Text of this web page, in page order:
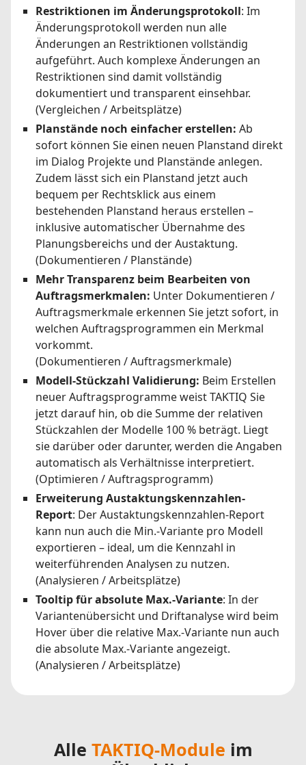
Restriktionen im Änderungsprotokoll: Im
Änderungsprotokoll werden nun alle
Änderungen an Restriktionen vollständig
aufgeführt. Auch komplexe Änderungen an
Restriktionen sind damit vollständig
dokumentiert und transparent einsehbar.
(Vergleichen / Arbeitsplätze)
Planstände noch einfacher erstellen: Ab
sofort können Sie einen neuen Planstand direkt
im Dialog Projekte und Planstände anlegen.
Zudem lässt sich ein Planstand jetzt auch
bequem per Rechtsklick aus einem
bestehenden Planstand heraus erstellen –
inklusive automatischer Übernahme des
Planungsbereichs und der Austaktung.
(Dokumentieren / Planstände)
Mehr Transparenz beim Bearbeiten von
Auftragsmerkmalen: Unter Dokumentieren /
Auftragsmerkmale erkennen Sie jetzt sofort, in
welchen Auftragsprogrammen ein Merkmal
vorkommt.
(Dokumentieren / Auftragsmerkmale)
Modell-Stückzahl Validierung: Beim Erstellen
neuer Auftragsprogramme weist TAKTIQ Sie
jetzt darauf hin, ob die Summe der relativen
Stückzahlen der Modelle 100 % beträgt. Liegt
sie darüber oder darunter, werden die Angaben
automatisch als Verhältnisse interpretiert.
(Optimieren / Auftragsprogramm)
Erweiterung Austaktungskennzahlen-
Report: Der Austaktungskennzahlen-Report
kann nun auch die Min.-Variante pro Modell
exportieren – ideal, um die Kennzahl in
weiterführenden Analysen zu nutzen.
(Analysieren / Arbeitsplätze)
Tooltip für absolute Max.-Variante: In der
Variantenübersicht und Driftanalyse wird beim
Hover über die relative Max.-Variante nun auch
die absolute Max.-Variante angezeigt.
(Analysieren / Arbeitsplätze)
Alle TAKTIQ-Module im